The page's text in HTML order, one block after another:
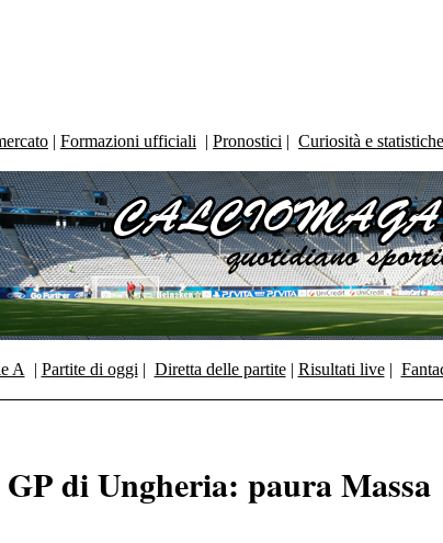
| Formazioni ufficiali | Pronostici | Curiosità e statistiche
A | Partite di oggi | Diretta delle partite| Risultati live|
di Ungheria: paura Massa